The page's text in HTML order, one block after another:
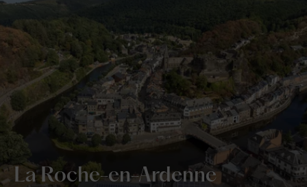
La Roche-en-Ardenne